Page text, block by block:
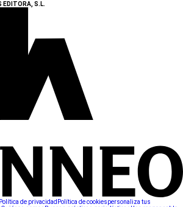
EDITORA, S.L.
Política de privacidad Política de cookiespersonaliza tus